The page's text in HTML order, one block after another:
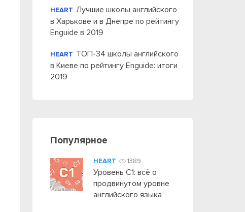
HEART Лучшие школы английского
в Харькове и в Днепре по рейтингу
Enguide в 2019
HEART ТОП-34 школы английского
в Киеве по рейтингу Enguide: итоги
2019
Популярное
HEART 1389
Уровень C1: всё о
продвинутом уровне
английского языка